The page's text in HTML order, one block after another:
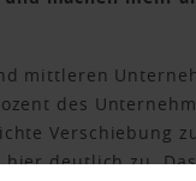
mittleren
des
Verschiebung
deutlich zu.